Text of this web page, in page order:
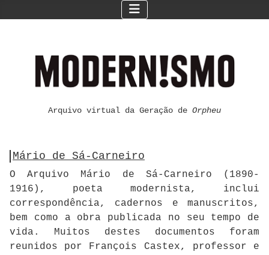
Arquivo virtual da Geração de Orpheu
Mário de Sá-Carneiro
O Arquivo Mário de Sá-Carneiro (1890-
1916), poeta modernista, inclui
correspondência, cadernos e manuscritos,
bem como a obra publicada no seu tempo de
vida. Muitos destes documentos foram
reunidos por François Castex, professor e